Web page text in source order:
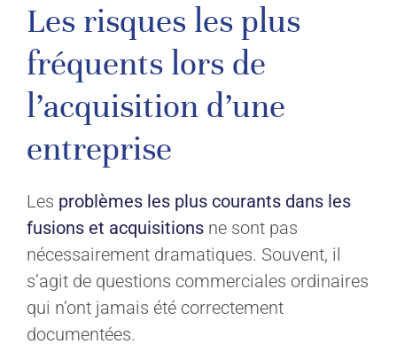
Les risques les plus
fréquents lors de
l’acquisition d’une
entreprise
Les problèmes les plus courants dans les
fusions et acquisitions ne sont pas
nécessairement dramatiques. Souvent, il
s’agit de questions commerciales ordinaires
qui n’ont jamais été correctement
documentées.